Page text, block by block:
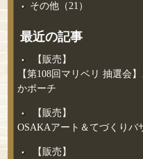
その他（21）
最近の記事
【販売】
【第108回マリベリ 抽選会
かポーチ
【販売】
OSAKAアート＆てづくりバ
【販売】